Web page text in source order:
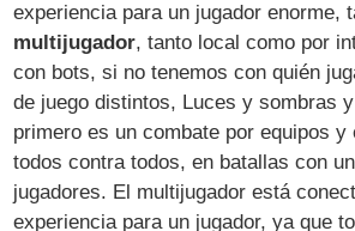
experiencia para un jugador enorme,
multijugador, tanto local como por
con bots, si no tenemos con quién
de juego distintos, Luces y sombras
primero es un combate por equipos y
todos contra todos, en batallas con
jugadores. El multijugador está
experiencia para un jugador, ya que